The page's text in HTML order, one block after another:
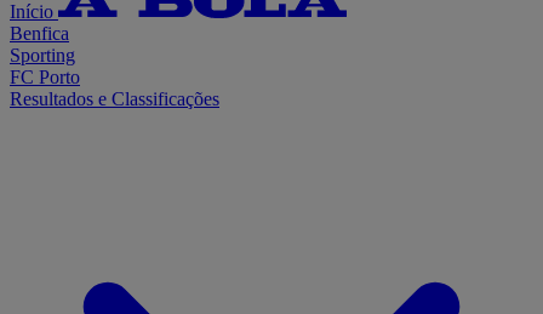
Início
Benfica
Sporting
FC Porto
Resultados e Classificações